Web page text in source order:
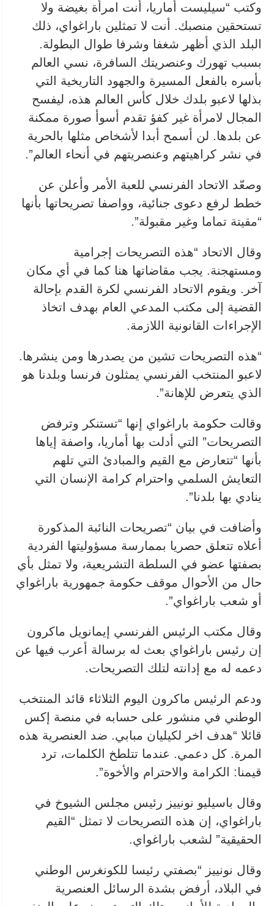
وكتب “سيليست أماريا، أنت امرأة بغيضة ولا
تستحقين منصبك. أنت لا تمثلين باراغواي، ذلك
البلد الذي أظهر شغفا وشرفا طوال البطولة.
بسبب تهورك وعنصريتك السافرة، نسي العالم
بأسره بالفعل المسيرة والجهود التاريخية التي
بذلها لاعبو بلدك خلال كأس العالم هذه، ليفسح
المجال لامرأة غير كفؤ تقدم أسوأ صورة ممكنة
عن بلدها. لن أسمح أبدا لأشخاص ​مثلها بالحرية
في نشر كراهيتهم وعنصريتهم في أنحاء العالم”.
وصعّد الاتحاد الفرنسي للعبة الأمر وأعلن عن
خطط لرفع دعوى جنائية، وواصفا تصريحاتها بأنها
“مقيتة تماما وغير مقبولة”.
وقال الاتحاد “هذه التصريحات إجرامية
ومستهجنة. يجب مقاضاتها هنا ‌كما في أي مكان
آخر. ويقوم الاتحاد الفرنسي لكرة القدم بإحالة
القضية إلى مكتب المدعي العام بهدف اتخاذ
الإجراءات القانونية اللازمة.
“هذه التصريحات تشين من يصدرها ومن ينشرها.
لاعبو المنتخب الفرنسي يمثلون ⁠فرنسا وبلدنا هو
الذي يتعرض للإهانة”.
وقالت حكومة باراغواي إنها “تستنكر وترفض
التصريحات” التي ‌أدلت بها أماريا، واصفة إياها
بأنها “تتعارض مع القيم والمبادئ التي تلهم
التعايش السلمي واحترام كرامة الإنسان التي
ينادي بها بلدنا”.
وأضافت في بيان “تصريحات النائبة المذكورة
أعلاه تتعلق حصريا بممارسة مسؤوليتها الفردية
بصفتها عضو في السلطة التشريعية، ولا تمثل بأي
حال من الأحوال موقف حكومة جمهورية باراغواي
أو شعب باراغواي”.
وقال مكتب الرئيس الفرنسي إيمانويل ماكرون
إن رئيس باراغواي بعث له برسالة أعرب فيها عن
دعمه له مع إدانته لتلك التصريحات.
ودعم ‌الرئيس ماكرون اليوم الثلاثاء قائد المنتخب
الوطني في منشور ⁠على حسابه في منصة إكس
قائلا “هدف اخر لكيليان مبابي. ضد العنصرية هذه
المرة. كل دعمي. عندما تتلطخ الكلمات، ترد
قيمنا: الكرامة والاحترام والأخوة”.
وقال باسيليو نونييز رئيس مجلس الشيوخ في
باراغواي، ‌إن هذه التصريحات لا تمثل “القيم
الحقيقية” لشعب باراغواي.
وقال نونييز “بصفتي رئيسا للكونغرس الوطني
في البلاد، أرفض بشدة الرسائل العنصرية